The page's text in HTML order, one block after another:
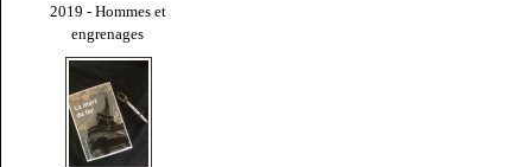
2019 - Hommes et
engrenages